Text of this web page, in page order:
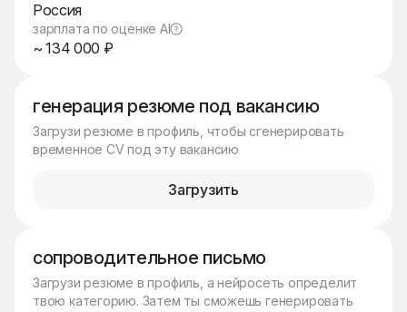
генерация резюме под вакансию
Загрузи резюме в профиль, чтобы сгенерировать
временное CV под эту вакансию
Загрузить
сопроводительное письмо
Загрузи резюме в профиль, а нейросеть определит
твою категорию. Затем ты сможешь генерировать
Россия
зарплата по оценке AI
~ 134 000 ₽